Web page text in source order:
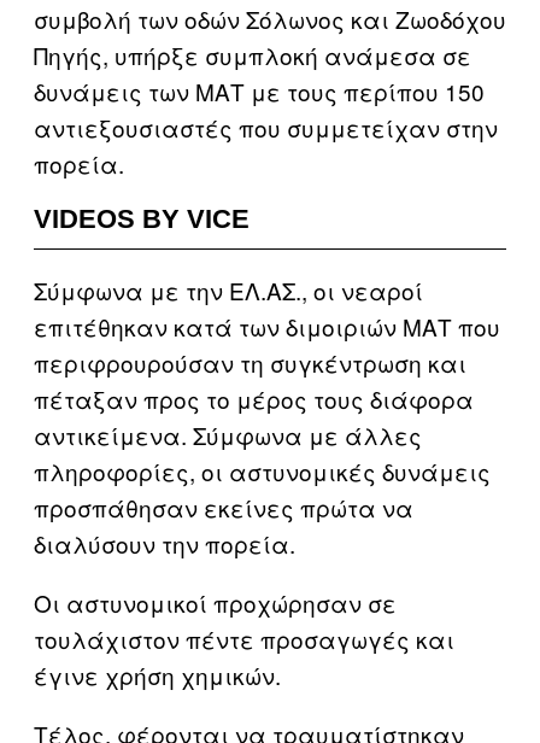
συμβολή των οδών Σόλωνος και Ζωοδόχου
Πηγής, υπήρξε συμπλοκή ανάμεσα σε
δυνάμεις των ΜΑΤ με τους περίπου 150
αντιεξουσιαστές που συμμετείχαν στην
πορεία.
VIDEOS BY VICE
Σύμφωνα με την ΕΛ.ΑΣ., οι νεαροί
επιτέθηκαν κατά των διμοιριών ΜΑΤ που
περιφρουρούσαν τη συγκέντρωση και
πέταξαν προς το μέρος τους διάφορα
αντικείμενα. Σύμφωνα με άλλες
πληροφορίες, οι αστυνομικές δυνάμεις
προσπάθησαν εκείνες πρώτα να
διαλύσουν την πορεία.
Οι αστυνομικοί προχώρησαν σε
τουλάχιστον πέντε προσαγωγές και
έγινε χρήση χημικών.
Τέλος, φέρονται να τραυματίστηκαν